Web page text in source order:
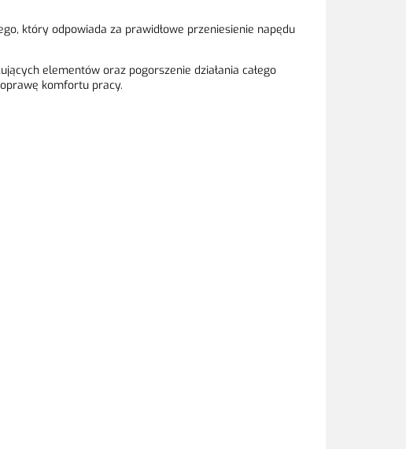
który odpowiada za prawidłowe przeniesienie napędu
elementów oraz pogorszenie działania całego
komfortu pracy.